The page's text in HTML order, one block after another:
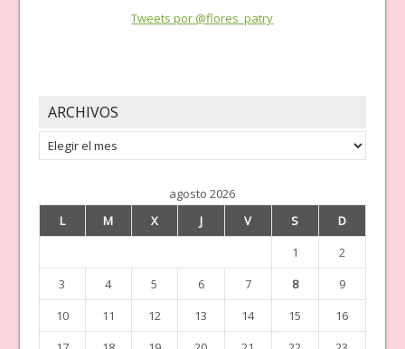
Tweets por @flores_patry
ARCHIVOS
Archivos
agosto 2026
L
M X J V S
D
1
2
3
4 5 6 7 8
9
10
11 12 13 14 15
16